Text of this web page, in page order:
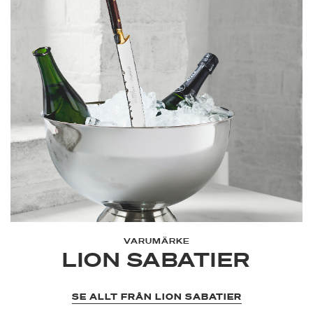
VARUMÄRKE
LION SABATIER
SE ALLT FRÅN LION SABATIER